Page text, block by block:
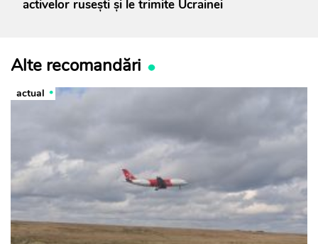
activelor rusești și le trimite Ucrainei
Alte recomandări
actual